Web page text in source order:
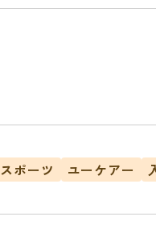
スポーツ ユーケアー